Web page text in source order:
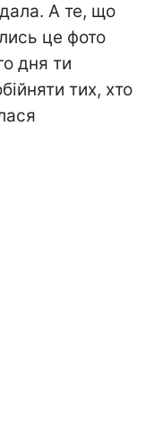
А те, що
це фото
дня ти
тих, хто